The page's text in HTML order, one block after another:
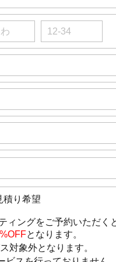
積り希望
ィングをご予約いただく
となります。
対象外となります。